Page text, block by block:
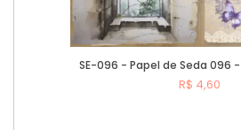
SE-096 - Papel de Seda 096
R$ 4,60